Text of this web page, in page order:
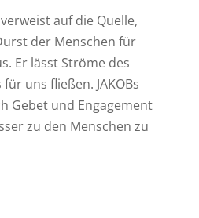
auf die Quelle,
der Menschen für
Er lässt Ströme des
uns fließen. JAKOBs
Gebet und Engagement
zu den Menschen zu